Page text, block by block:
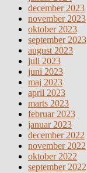
december 2023
november 2023
oktober 2023
september 2023
august 2023
juli 2023
juni 2023
maj 2023
april 2023
marts 2023
februar 2023
januar 2023
december 2022
november 2022
oktober 2022
september 2022